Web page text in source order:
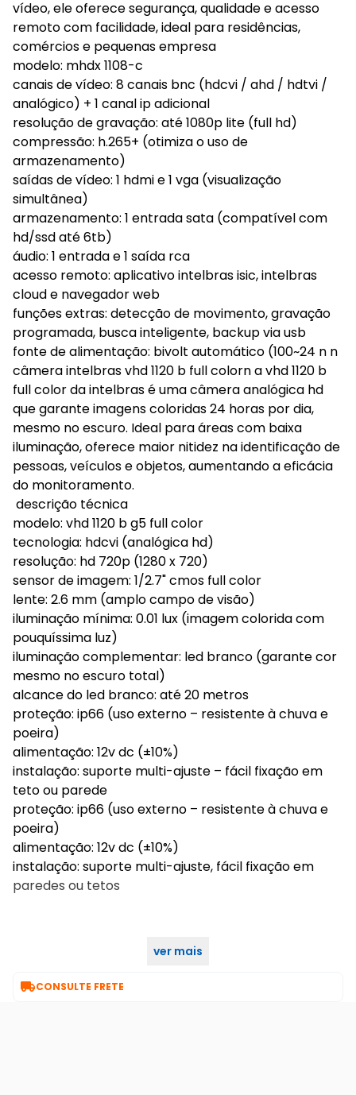
vídeo, ele oferece segurança, qualidade e acesso
remoto com facilidade, ideal para residências,
comércios e pequenas empresa
modelo: mhdx 1108-c
canais de vídeo: 8 canais bnc (hdcvi / ahd / hdtvi /
analógico) + 1 canal ip adicional
resolução de gravação: até 1080p lite (full hd)
compressão: h.265+ (otimiza o uso de
armazenamento)
saídas de vídeo: 1 hdmi e 1 vga (visualização
simultânea)
armazenamento: 1 entrada sata (compatível com
hd/ssd até 6tb)
áudio: 1 entrada e 1 saída rca
acesso remoto: aplicativo intelbras isic, intelbras
cloud e navegador web
funções extras: detecção de movimento, gravação
programada, busca inteligente, backup via usb
fonte de alimentação: bivolt automático (100~24 n n
câmera intelbras vhd 1120 b full colorn a vhd 1120 b
full color da intelbras é uma câmera analógica hd
que garante imagens coloridas 24 horas por dia,
mesmo no escuro. Ideal para áreas com baixa
iluminação, oferece maior nitidez na identificação de
pessoas, veículos e objetos, aumentando a eficácia
do monitoramento.
descrição técnica
modelo: vhd 1120 b g5 full color
tecnologia: hdcvi (analógica hd)
resolução: hd 720p (1280 x 720)
sensor de imagem: 1/2.7" cmos full color
lente: 2.6 mm (amplo campo de visão)
iluminação mínima: 0.01 lux (imagem colorida com
pouquíssima luz)
iluminação complementar: led branco (garante cor
mesmo no escuro total)
alcance do led branco: até 20 metros
proteção: ip66 (uso externo – resistente à chuva e
poeira)
alimentação: 12v dc (±10%)
instalação: suporte multi-ajuste – fácil fixação em
teto ou parede
proteção: ip66 (uso externo – resistente à chuva e
poeira)
alimentação: 12v dc (±10%)
instalação: suporte multi-ajuste, fácil fixação em
paredes ou tetos
ver mais
CONSULTE FRETE